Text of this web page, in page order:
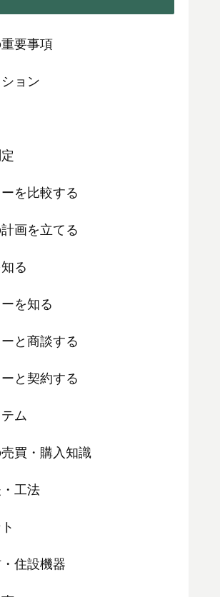
要事項
ョン
を比較する
画を立てる
る
を知る
と商談する
と契約する
ム
買・購入知識
工法
住設機器